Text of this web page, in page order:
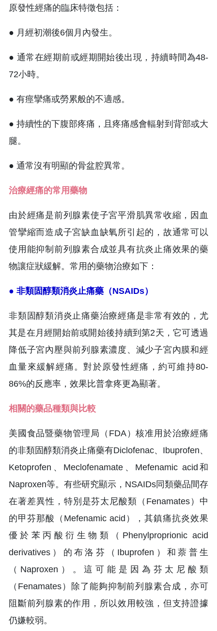
原發性經痛的臨床特徵包括：
● 月經初潮後6個月內發生。
● 通常在經期前或經期開始後出現，持續時間為48-
72小時。
● 有痙攣痛或勞累般的不適感。
● 持續性的下腹部疼痛，且疼痛感會輻射到背部或大
腿。
● 通常沒有明顯的骨盆腔異常。
治療經痛的常用藥物
由於經痛是前列腺素使子宮平滑肌異常收縮，因血
管攣縮而造成子宮缺血缺氧所引起的，故通常可以
使用能抑制前列腺素合成並具有抗炎止痛效果的藥
物讓症狀緩解。常用的藥物治療如下：
● 非類固醇類消炎止痛藥（NSAIDs）
非類固醇類消炎止痛藥治療經痛是非常有效的，尤
其是在月經開始前或開始後持續到第2天，它可透過
降低子宮內壓與前列腺素濃度、減少子宮內膜和經
血量來緩解經痛。對於原發性經痛，約可維持80-
86%的反應率，效果比普拿疼更為顯著。
相關的藥品種類與比較
美國食品暨藥物管理局（FDA）核准用於治療經痛
的非類固醇類消炎止痛藥有Diclofenac、Ibuprofen、
Ketoprofen、Meclofenamate、Mefenamic acid和
Naproxen等。有些研究顯示，NSAIDs同類藥品間存
在著差異性，特別是芬太尼酸類（Fenamates）中
的甲芬那酸（Mefenamic acid），其鎮痛抗炎效果
優於苯丙酸衍生物類（Phenylproprionic acid
derivatives）的布洛芬（Ibuprofen）和萘普生
（Naproxen）。這可能是因為芬太尼酸類
（Fenamates）除了能夠抑制前列腺素合成，亦可
阻斷前列腺素的作用，所以效用較強，但支持證據
仍嫌較弱。